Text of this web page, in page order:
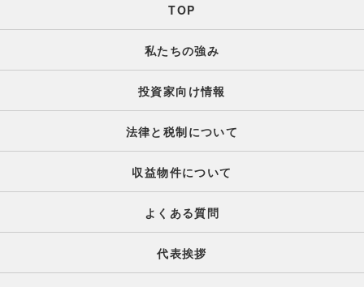
TOP
私たちの強み
投資家向け情報
法律と税制について
収益物件について
よくある質問
代表挨拶